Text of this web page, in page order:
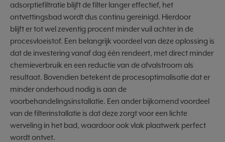
adsorptiefiltratie blijft de filter langer effectief, het
ontvettingsbad wordt dus continu gereinigd. Hierdoor
blijft er tot wel zeventig procent minder vuil achter in de
procesvloeistof. Een belangrijk voordeel van deze oplossing is
dat de investering vanaf dag één rendeert, met direct minder
chemieverbruik en een reductie van de afvalstroom als
resultaat. Bovendien betekent de procesoptimalisatie dat er
minder onderhoud nodig is aan de
voorbehandelingsinstallatie. Een ander bijkomend voordeel
van de filterinstallatie is dat deze zorgt voor een lichte
werveling in het bad, waardoor ook vlak plaatwerk perfect
wordt ontvet.